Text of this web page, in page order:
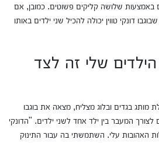
באמצעות שלושה קליקים פשוטים. כמובן, אם
דונקי טווין יכולה להכיל שני ילדים באותו
שלי זה לצד
מותג בגדים ובלוג מצליח, מצאה את בוגבו
לצורך המעבר בין ילד אחד לשני ילדים. "הדונקי
האהובות עלי. השתמשתי בה עבור התינוק